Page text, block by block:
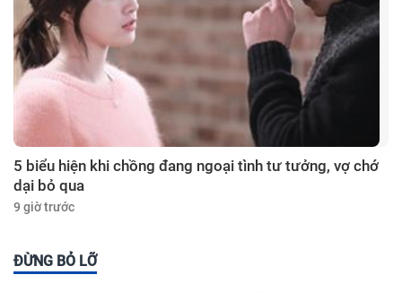
5 biểu hiện khi chồng đang ngoại tình tư tưởng, vợ chớ
dại bỏ qua
9 giờ trước
ĐỪNG BỎ LỠ